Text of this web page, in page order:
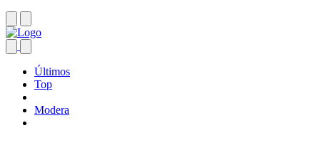
Últimos
Top
Modera